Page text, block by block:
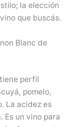
la elección
que buscás.
Blanc de
perfil
pomelo,
La acidez es
Es un vino para